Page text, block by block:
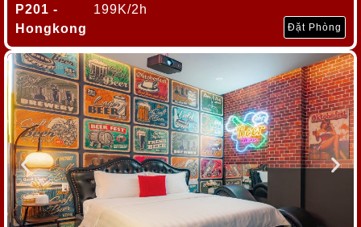
P201 -
Hongkong
199K/2h
Đặt Phòng